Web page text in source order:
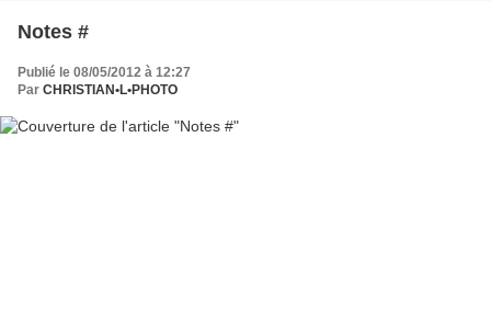
Notes #
Publié le 08/05/2012 à 12:27
Par CHRISTIAN•L•PHOTO